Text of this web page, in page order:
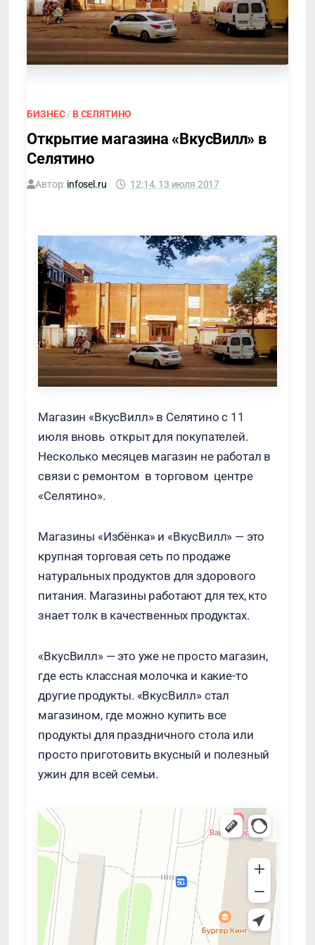
БИЗНЕС/ В СЕЛЯТИНО
Открытие магазина «ВкусВилл» в
Селятино
Автор: infosel.ru 12:14, 13 июля 2017
Магазин «ВкусВилл» в Селятино с 11
июля вновь открыт для покупателей.
Несколько месяцев магазин не работал в
связи с ремонтом в торговом центре
«Селятино».
Магазины «Избёнка» и «ВкусВилл» — это
крупная торговая сеть по продаже
натуральных продуктов для здорового
питания. Магазины работают для тех, кто
знает толк в качественных продуктах.
«ВкусВилл» — это уже не просто магазин,
где есть классная молочка и какие-то
другие продукты. «ВкусВилл» стал
магазином, где можно купить все
продукты для праздничного стола или
просто приготовить вкусный и полезный
ужин для всей семьи.